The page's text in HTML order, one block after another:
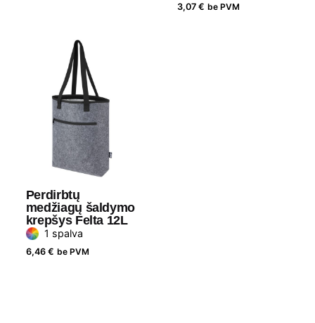
3,07 € be PVM
Perdirbtų
medžiagų šaldymo
krepšys Felta 12L
1 spalva
6,46 € be PVM